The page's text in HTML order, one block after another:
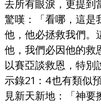
去所有眼淚，更提到
驚嘆：「看哪，這是
他，他必拯救我們。
他，我們必因他的救
以賽亞談救恩，特別
示錄21：4也有類似
見新天新地：「神